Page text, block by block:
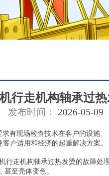
行走机构轴承过
发布时间： 2026-05-09
求有现场检查技术在客户的设施
户适用和经济的起重解决方案。
行走机构轴承过热发烫的故障处
至壳体变色。